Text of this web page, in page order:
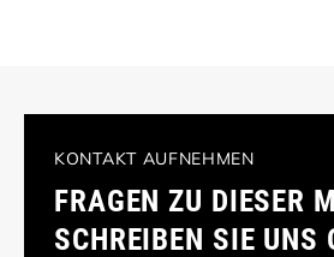
KONTAKT AUFNEHMEN
FRAGEN ZU DIESER
SCHREIBEN SIE UNS